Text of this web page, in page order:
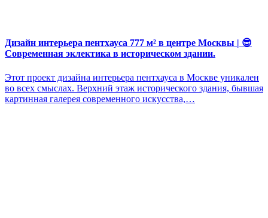
Дизайн интерьера пентхауса 777 м² в центре Москвы | 😎
Современная эклектика в историческом здании.
Этот проект дизайна интерьера пентхауса в Москве уникален
во всех смыслах. Верхний этаж исторического здания, бывшая
картинная галерея современного искусства,…